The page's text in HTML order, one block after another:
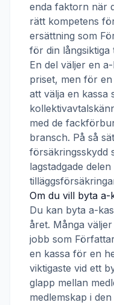
enda faktorn när
rätt kompetens
ersättning som
för din långsiktiga
En del väljer en
priset, men för en
att välja en kassa
med de
bransch. På så
försäkringsskydd
lagstadgade
Om du vill byta a-
Du kan byta a-
året. Många
jobb som
en kassa för en
viktigaste vid ett
glapp mellan
medlemskap i